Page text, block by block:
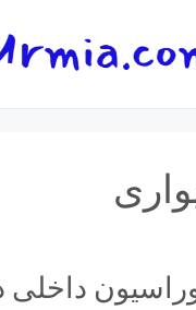
داخلی